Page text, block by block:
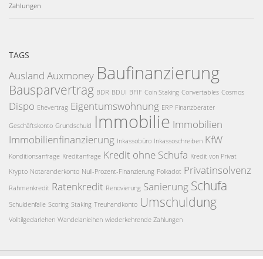
Zahlungen
TAGS
Ausland Auxmoney Baufinanzierung
Bausparvertrag BDR BDUI BFIF Coin Staking Convertables Cosmos
Dispo Ehevertrag Eigentumswohnung ERP Finanzberater
Geschäftskonto Grundschuld Immobilie Immobilien
Immobilienfinanzierung Inkassobüro Inkassoschreiben KfW
Konditionsanfrage Kreditanfrage Kredit ohne Schufa Kredit von Privat
Krypto Notaranderkonto Null-Prozent-Finanzierung Polkadot Privatinsolvenz
Rahmenkredit Ratenkredit Renovierung Sanierung Schufa
Schuldenfalle Scoring Staking Treuhandkonto Umschuldung
Volltilgedarlehen Wandelanleihen wiederkehrende Zahlungen